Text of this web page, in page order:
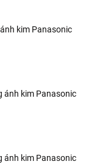
kim Panasonic
ánh kim Panasonic
ánh kim Panasonic